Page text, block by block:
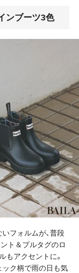
ンブーツ3色
フォルムが、普段
ト＆プルタグのロ
もアクセントに。
ク柄で雨の日も気